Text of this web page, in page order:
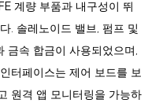
계량 부품과 내구성이 뛰
. 솔레노이드 밸브, 펌프 및
금속 합금이 사용되었으며,
터페이스는 제어 보드를 보
원격 앱 모니터링을 가능하